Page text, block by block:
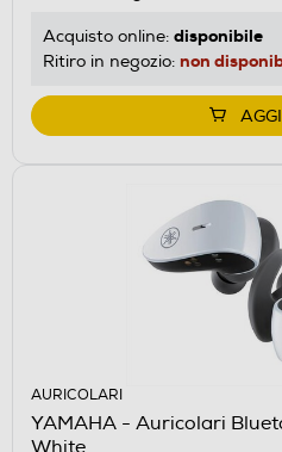
Acquisto online: disponibile
Ritiro in negozio: non
AURICOLARI
YAMAHA - Auricolari
White